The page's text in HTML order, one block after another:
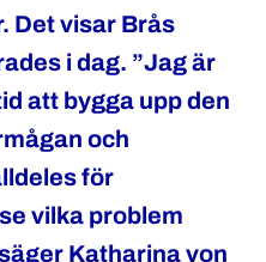
Det visar Brås
i dag. ”Jag är
att bygga upp den
och
för
vilka problem
Katharina von